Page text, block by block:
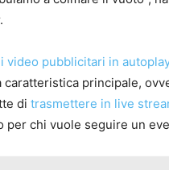
video pubblicitari in
principale,
di trasmettere in live
chi vuole seguire un